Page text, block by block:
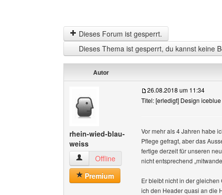
Dieses Forum ist gesperrt.
Dieses Thema ist gesperrt, du kannst keine
Autor
rhein-wied-blau-
weiss
rhein-wied-blau-weiss Benutzer-Profile
Offline
Premium
26.08.2018 um 11:34
Titel: [erledigt] Design
Vor mehr als 4 Jahren habe
Pflege gefragt, aber das
fertige derzeit für unseren
nicht entsprechend
Er bleibt nicht in der
ich den Header quasi an die